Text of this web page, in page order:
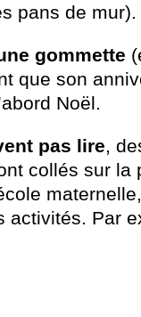
pans de mur).
gommette
que son
Noël.
pas lire,
collés sur la
Par